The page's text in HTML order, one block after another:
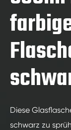
Diese
schwarz zu